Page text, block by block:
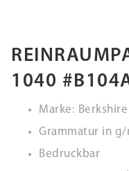
1040
Marke: Berkshire
Grammatur in g/
Bedruckbar